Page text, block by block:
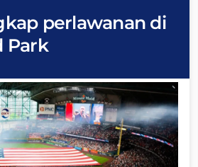
perlawanan di
Park